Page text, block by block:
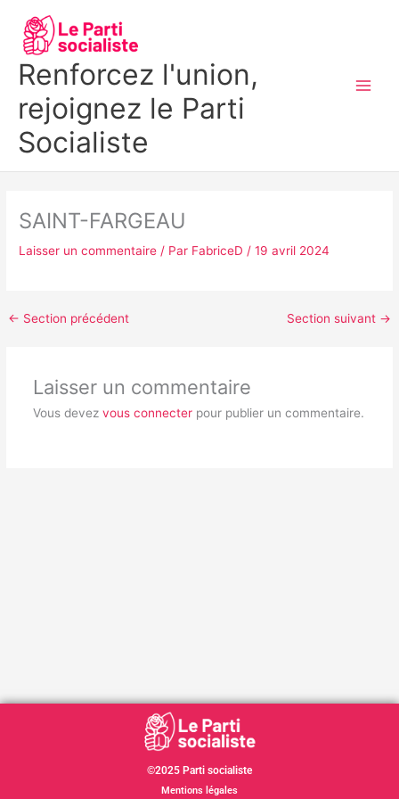
contenu
Renforcez l'union,
rejoignez le Parti
Socialiste
SAINT-FARGEAU
Laisser un commentaire / Par FabriceD/19 avril 2024
← Section précédent Section suivant →
Laisser un commentaire
Vous devez vous connecterpour publier un commentaire.
©2025 Parti socialiste
Mentions légales